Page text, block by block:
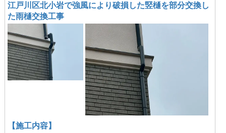
江戸川区北小岩で強風により破損した竪樋を部分交換し
た雨樋交換工事
【施工内容】